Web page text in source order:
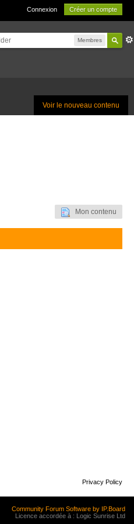
Connexion Créer un compte
Membres
Voir le nouveau contenu
Mon contenu
Privacy Policy
Community Forum Software by IP.Board
Licence accordée à : Logic Sunrise Ltd